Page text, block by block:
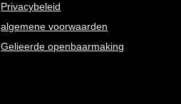
Privacybeleid
algemene voorwaarden
Gelieerde openbaarmaking